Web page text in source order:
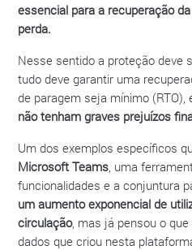
essencial para a recuperação
perda.
Nesse sentido a proteção deve
tudo deve garantir uma
de paragem seja mínimo (RTO),
não tenham graves prejuízos
Um dos exemplos específicos
Microsoft Teams , uma
funcionalidades e a conjuntura
um aumento exponencial de
circulação, mas já pensou o
dados que criou nesta